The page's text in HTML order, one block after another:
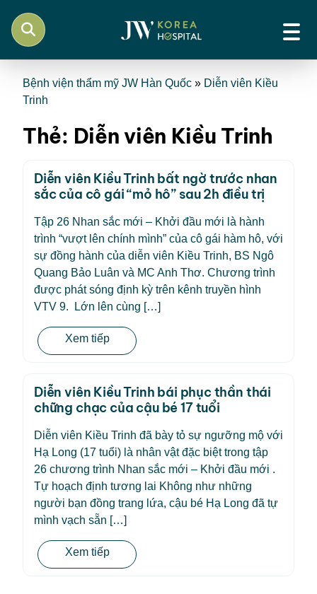
Bệnh viện thẩm mỹ JW Hàn Quốc » Diễn viên Kiều
Trinh
Thẻ: Diễn viên Kiều Trinh
Diễn viên Kiều Trinh bất ngờ trước nhan
sắc của cô gái “mỏ hô” sau 2h điều trị
Tập 26 Nhan sắc mới – Khởi đầu mới là hành
trình “vượt lên chính mình” của cô gái hàm hô, với
sự đồng hành của diễn viên Kiều Trinh, BS Ngô
Quang Bảo Luân và MC Anh Thơ. Chương trình
được phát sóng định kỳ trên kênh truyền hình
VTV 9. Lớn lên cùng […]
Xem tiếp
Diễn viên Kiều Trinh bái phục thần thái
chững chạc của cậu bé 17 tuổi
Diễn viên Kiều Trinh đã bày tỏ sự ngưỡng mộ với
Hạ Long (17 tuổi) là nhân vật đặc biệt trong tập
26 chương trình Nhan sắc mới – Khởi đầu mới .
Tự hoạch định tương lai Không như những
người bạn đồng trang lứa, cậu bé Hạ Long đã tự
mình vạch sẵn […]
Xem tiếp